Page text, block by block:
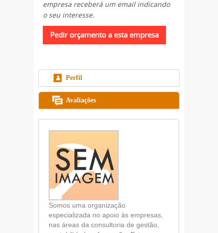
empresa receberá um email indicando
o seu interesse.
Perfil
Avaliações
Somos uma organização
especializada no apoio às empresas,
nas áreas da consultoria de gestão,